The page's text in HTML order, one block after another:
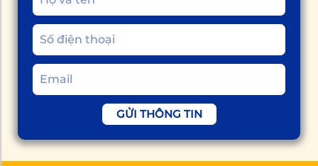
GỬI THÔNG TIN